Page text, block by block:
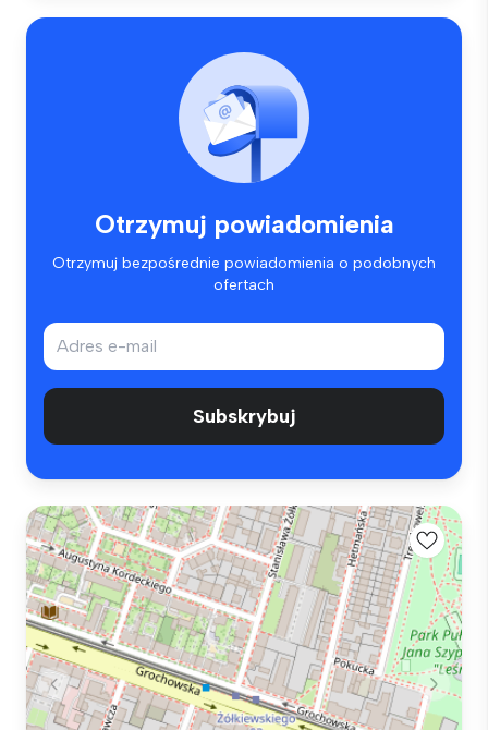
Otrzymuj powiadomienia
Otrzymuj bezpośrednie powiadomienia o podobnych
ofertach
Subskrybuj